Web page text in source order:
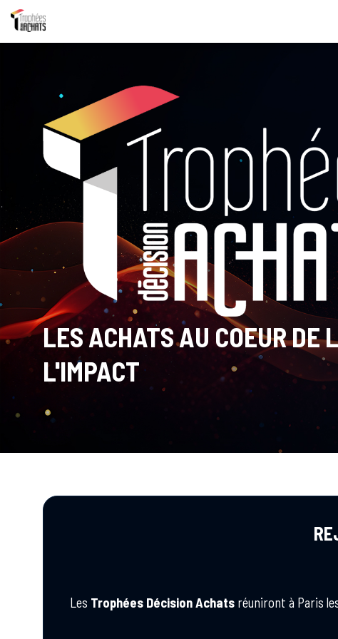
LES ACHATS AU COEUR DE
L'IMPACT
Les Trophées Décision Achats réuniront à Paris